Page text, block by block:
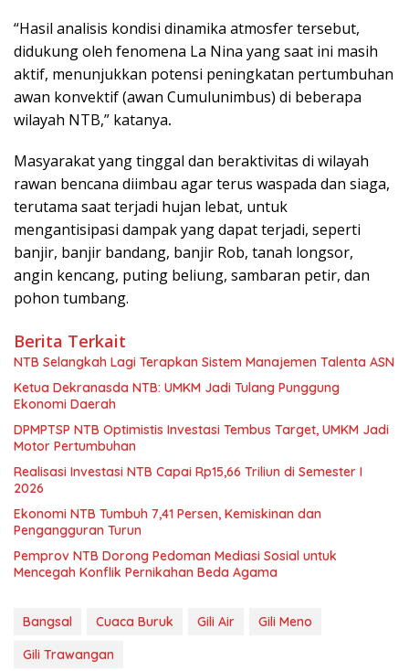
“Hasil analisis kondisi dinamika atmosfer tersebut,
didukung oleh fenomena La Nina yang saat ini masih
aktif, menunjukkan potensi peningkatan pertumbuhan
awan konvektif (awan Cumulunimbus) di beberapa
wilayah NTB,” katanya.
Masyarakat yang tinggal dan beraktivitas di wilayah
rawan bencana diimbau agar terus waspada dan siaga,
terutama saat terjadi hujan lebat, untuk
mengantisipasi dampak yang dapat terjadi, seperti
banjir, banjir bandang, banjir Rob, tanah longsor,
angin kencang, puting beliung, sambaran petir, dan
pohon tumbang.
Berita Terkait
NTB Selangkah Lagi Terapkan Sistem Manajemen Talenta ASN
Ketua Dekranasda NTB: UMKM Jadi Tulang Punggung
Ekonomi Daerah
DPMPTSP NTB Optimistis Investasi Tembus Target, UMKM Jadi
Motor Pertumbuhan
Realisasi Investasi NTB Capai Rp15,66 Triliun di Semester I
2026
Ekonomi NTB Tumbuh 7,41 Persen, Kemiskinan dan
Pengangguran Turun
Pemprov NTB Dorong Pedoman Mediasi Sosial untuk
Mencegah Konflik Pernikahan Beda Agama
Bangsal Cuaca Buruk Gili Air
Gili Meno
Gili Trawangan